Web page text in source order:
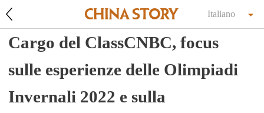
Italiano
Cargo del ClassCNBC, focus
sulle esperienze delle Olimpiadi
Invernali 2022 e sulla